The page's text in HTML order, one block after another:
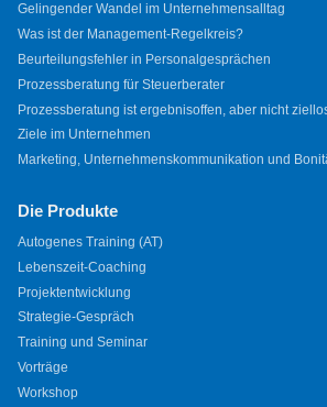
Gelingender Wandel im Unternehmensalltag
Was ist der Management-Regelkreis?
Beurteilungsfehler in Personalgesprächen
Prozessberatung für Steuerberater
Prozessberatung ist ergebnisoffen, aber nicht
Ziele im Unternehmen
Marketing, Unternehmenskommunikation und
Die Produkte
Autogenes Training (AT)
Lebenszeit-Coaching
Projektentwicklung
Strategie-Gespräch
Training und Seminar
Vorträge
Workshop